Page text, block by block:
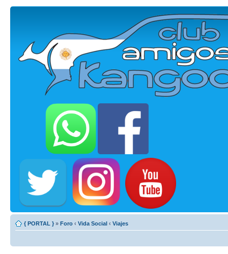
{ PORTAL } » Foro ‹ Vida Social ‹ Viajes